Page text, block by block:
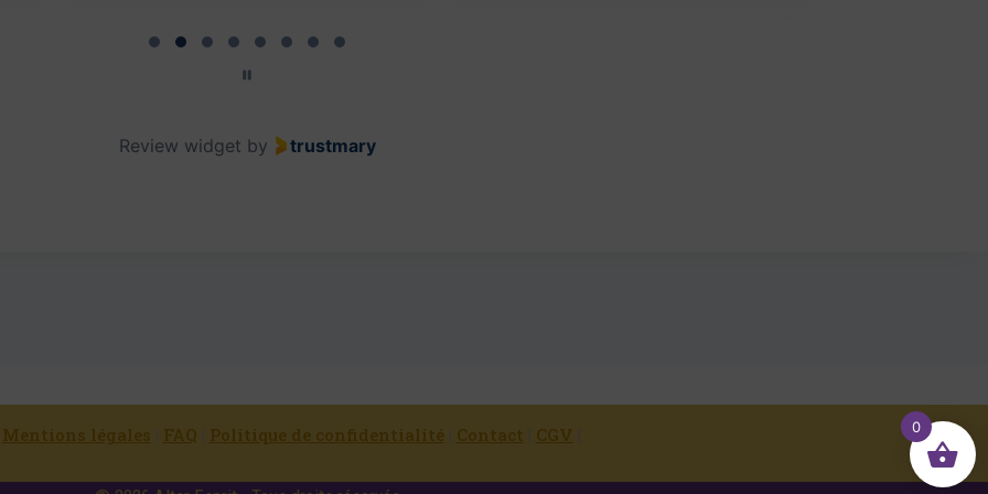
Review widget by trustmary
Mentions légales | FAQ | Politique de confidentialité | Contact | CGV | 0